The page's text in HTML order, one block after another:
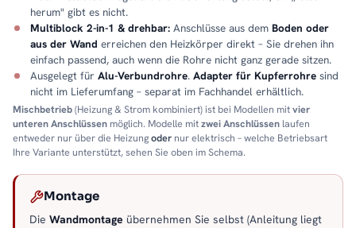
herum" gibt es nicht.
Multiblock 2-in-1 & drehbar: Anschlüsse aus dem Boden oder
aus der Wand erreichen den Heizkörper direkt – Sie drehen ihn
einfach passend, auch wenn die Rohre nicht ganz gerade sitzen.
Ausgelegt für Alu-Verbundrohre. Adapter für Kupferrohre sind
nicht im Lieferumfang – separat im Fachhandel erhältlich.
Mischbetrieb(Heizung & Strom kombiniert) ist bei Modellen mitvier
unteren Anschlüssen möglich. Modelle mitzwei Anschlüssen laufen
entweder nur über die Heizungoder nur elektrisch – welche Betriebsart
Ihre Variante unterstützt, sehen Sie oben im Schema.
Montage
Die Wandmontage übernehmen Sie selbst (Anleitung liegt